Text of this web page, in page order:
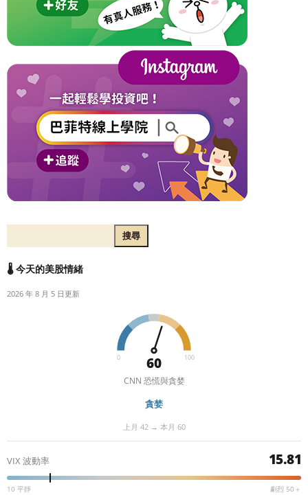
搜尋
🌡️ 今天的美股情緒
2026 年 8 月 5 日更新
0 100
60
CNN 恐慌與貪婪
貪婪
上月 42 → 本月 60
VIX 波動率 15.81
10 平靜 劇烈 50＋